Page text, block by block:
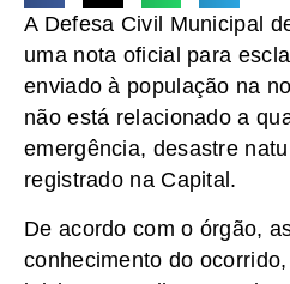
A Defesa Civil Municipal
uma nota oficial para
enviado à população na
não está relacionado a
emergência, desastre
registrado na Capital.
De acordo com o órgão,
conhecimento do